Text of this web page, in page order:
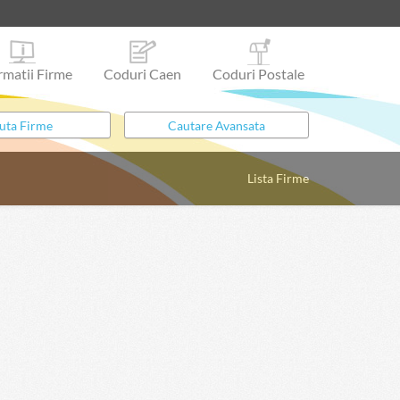
Firme Coduri Caen Coduri Postale
Lista Firme